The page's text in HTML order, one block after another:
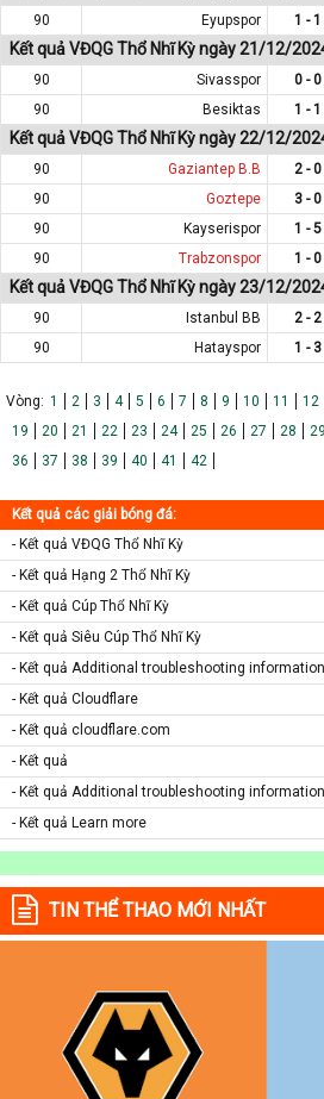
90 Eyupspor 1 - 1
Kết quả VĐQG Thổ Nhĩ Kỳ ngày 21/12/
90 Sivasspor 0 - 0
90
Besiktas 1 - 1
Kết quả VĐQG Thổ Nhĩ Kỳ ngày 22/12/
90 Gaziantep B.B 2 - 0
90
Goztepe 3 - 0
90
Kayserispor 1 - 5
90
Trabzonspor 1 - 0
Kết quả VĐQG Thổ Nhĩ Kỳ ngày 23/12/
90 Istanbul BB 2 - 2
90
Hatayspor 1 - 3
Vòng: 1 2 3 4 5 6 7 8 9 10 11 12
19
20 21 22 23 24 25 26 27 28 29
36
37 38 39 40 41 42
Kết quả các giải bóng đá:
- Kết quả VĐQG Thổ Nhĩ Kỳ
- Kết quả Hạng 2 Thổ Nhĩ Kỳ
- Kết quả Cúp Thổ Nhĩ Kỳ
- Kết quả Siêu Cúp Thổ Nhĩ Kỳ
- Kết quả Additional troubleshooting information
- Kết quả Cloudflare
- Kết quả cloudflare.com
- Kết quả
- Kết quả Additional troubleshooting
- Kết quả Learn more
TIN THỂ THAO MỚI NHẤT